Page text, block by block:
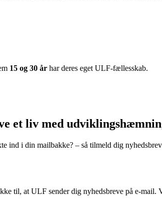
15 og 30 år har deres eget ULF-fællesskab.
et liv med
ind i din mailbakke? – så tilmeld dig
til, at ULF sender dig nyhedsbreve på e-